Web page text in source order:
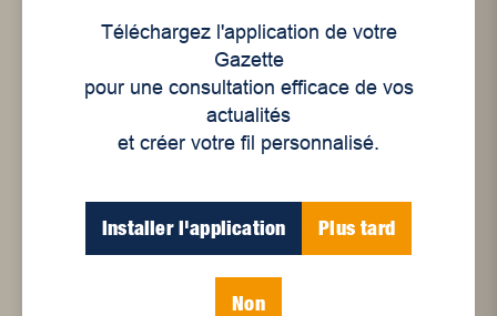
Enjeux sociaux
Mouvement de
dans le communautaire
Téléchargez l'application de votre
Gazette
pour une consultation efficace de vos
actualités
et créer votre fil personnalisé.
Installer l'application Plus tard
Non